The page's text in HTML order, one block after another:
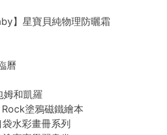
】星寶貝純物理防曬霜
曆
姆和凱羅
塗鴉磁鐵繪本
水彩畫冊系列